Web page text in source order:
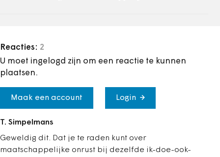
Reacties: 2
U moet ingelogd zijn om een reactie te kunnen
plaatsen.
Maak een account Login
T. Simpelmans
Geweldig dit. Dat je te raden kunt over
maatschappelijke onrust bij dezelfde ik-doe-ook-